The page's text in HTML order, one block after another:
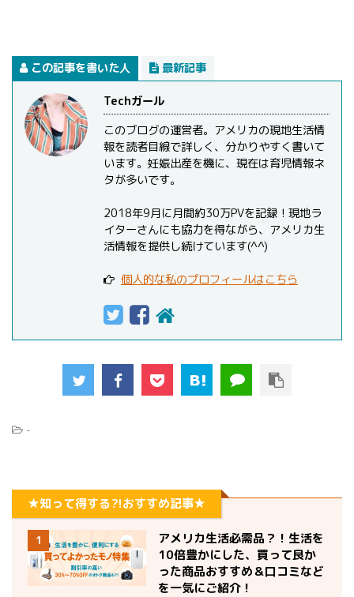
この記事を書いた人 最新記事
Techガール
このブログの運営者。アメリカの現地生活情
報を読者目線で詳しく、分かりやすく書いて
います。妊娠出産を機に、現在は育児情報ネ
タが多いです。
2018年9月に月間約30万PVを記録！現地ラ
イターさんにも協力を得ながら、アメリカ生
活情報を提供し続けています(^^)
個人的な私のプロフィールはこちら
-
★知って得する?!おすすめ記事★
1
アメリカ生活必需品？！生活を
10倍豊かにした、買って良か
った商品おすすめ＆口コミなど
を一気にご紹介！